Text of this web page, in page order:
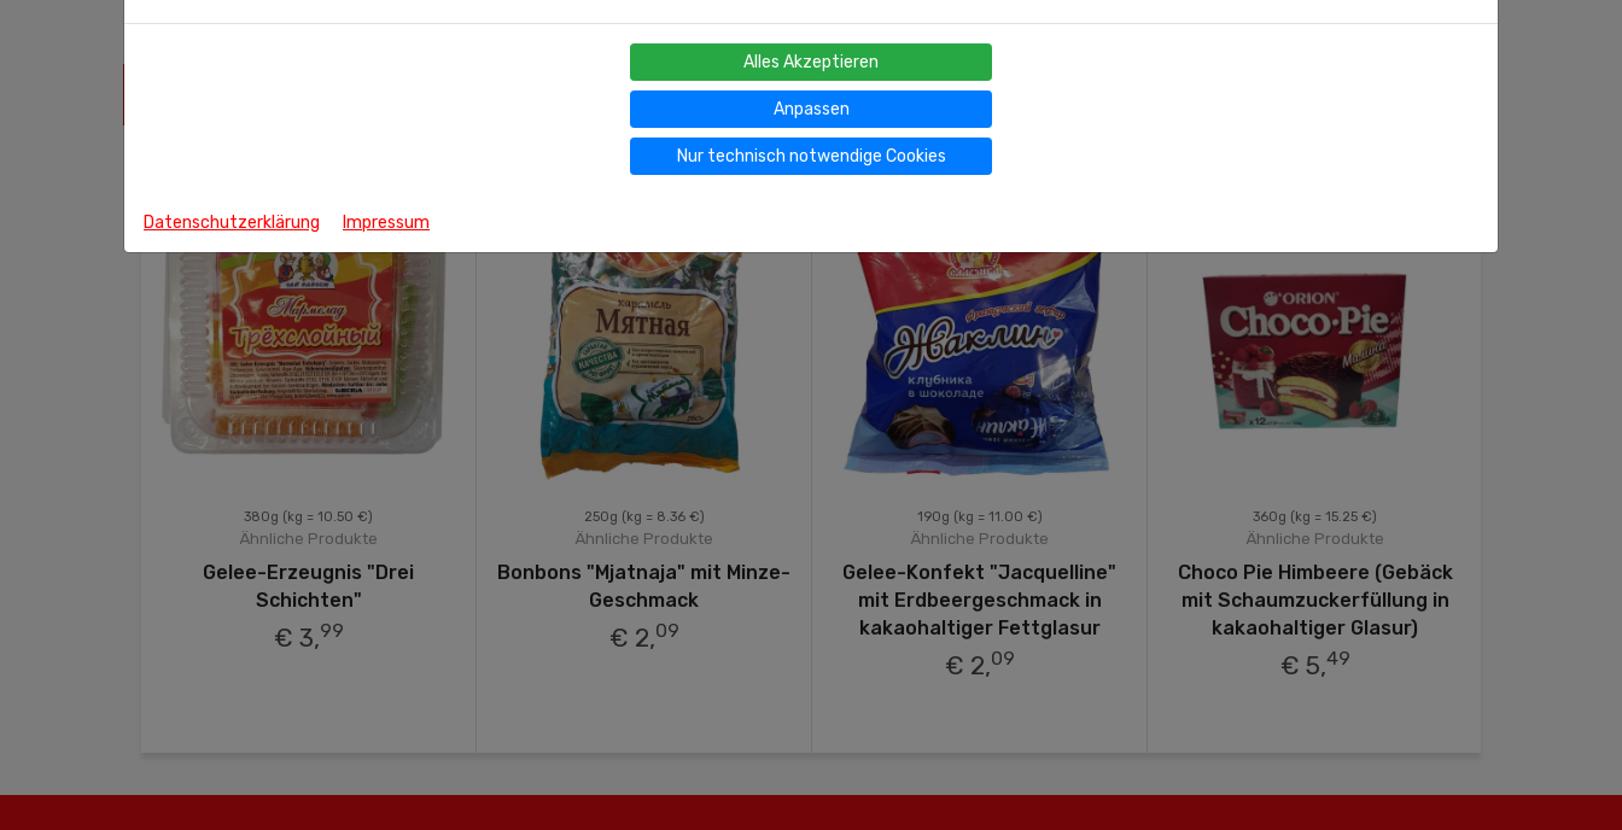
380g (kg = 10.50 €)
Ähnliche Produkte
Gelee-Erzeugnis "Drei
Schichten"
€ 3,99
250g (kg = 8.36 €)
Ähnliche Produkte
Bonbons "Mjatnaja" mit Minze-
Geschmack
€ 2,09
190g (kg = 11.00 €)
Ähnliche Produkte
Gelee-Konfekt "Jacquelline"
mit Erdbeergeschmack in
kakaohaltiger Fettglasur
€ 2,09
360g (kg = 15.25 €)
Ähnliche Produkte
Choco Pie Himbeere (Gebäck
mit Schaumzuckerfüllung in
kakaohaltiger Glasur)
€ 5,49
Alles Akzeptieren
Anpassen
Nur technisch notwendige Cookies
Datenschutzerklärung Impressum